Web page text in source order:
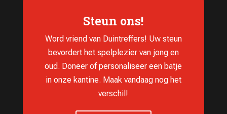
Steun ons!
Word vriend van Duintreffers! Uw steun
bevordert het spelplezier van jong en
oud. Doneer of personaliseer een batje
in onze kantine. Maak vandaag nog het
verschil!